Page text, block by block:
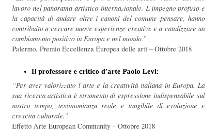
lavoro nel panorama artistico internazionale. L’impegno profuso e
la capacità di andare oltre i canoni del comune pensare, hanno
contribuito a cercare nuove esperienze creative e a catalizzare un
cambiamento positivo in Europa e nel mondo.”
Palermo, Premio Eccellenza Europea delle arti – Ottobre 2018
Il professore e critico d’arte Paolo Levi:
“Per aver valorizzato l’arte e la creatività italiana in Europa. La
sua ricerca artistica è strumento di espressione indispensabile sul
nostro tempo, testimonianza reale e tangibile di evoluzione e
crescita culturale.”
Effetto Arte European Community – Ottobre 2018